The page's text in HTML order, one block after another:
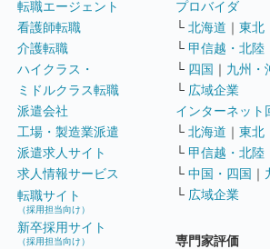
転職エージェント
看護師転職
介護転職
ハイクラス・
ミドルクラス転職
派遣会社
工場・製造業派遣
派遣求人サイト
求人情報サービス
転職サイト
（採用担当向け）
新卒採用サイト
（採用担当向け）
プロバイダ
└ 北海道 ｜ 東北
└ 甲信越・北陸
└ 四国 ｜ 九州・
└ 広域企業
インターネット
└ 北海道 ｜ 東北
└ 甲信越・北陸
└ 中国・四国 ｜
└ 広域企業
専門家評価